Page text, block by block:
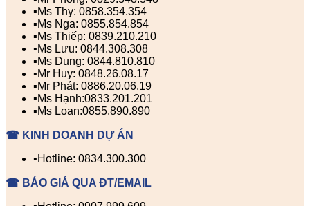
▪️Ms Thy: 0858.354.354
▪️Ms Nga: 0855.854.854
▪️Ms Thiếp: 0839.210.210
▪️Ms Lưu: 0844.308.308
▪️Ms Dung: 0844.810.810
▪️Mr Huy: 0848.26.08.17
▪️Mr Phát: 0886.20.06.19
▪️Ms Hạnh:0833.201.201
▪️Ms Loan:0855.890.890
☎ KINH DOANH DỰ ÁN
▪️Hotline: 0834.300.300
☎ BÁO GIÁ QUA ĐT/EMAIL